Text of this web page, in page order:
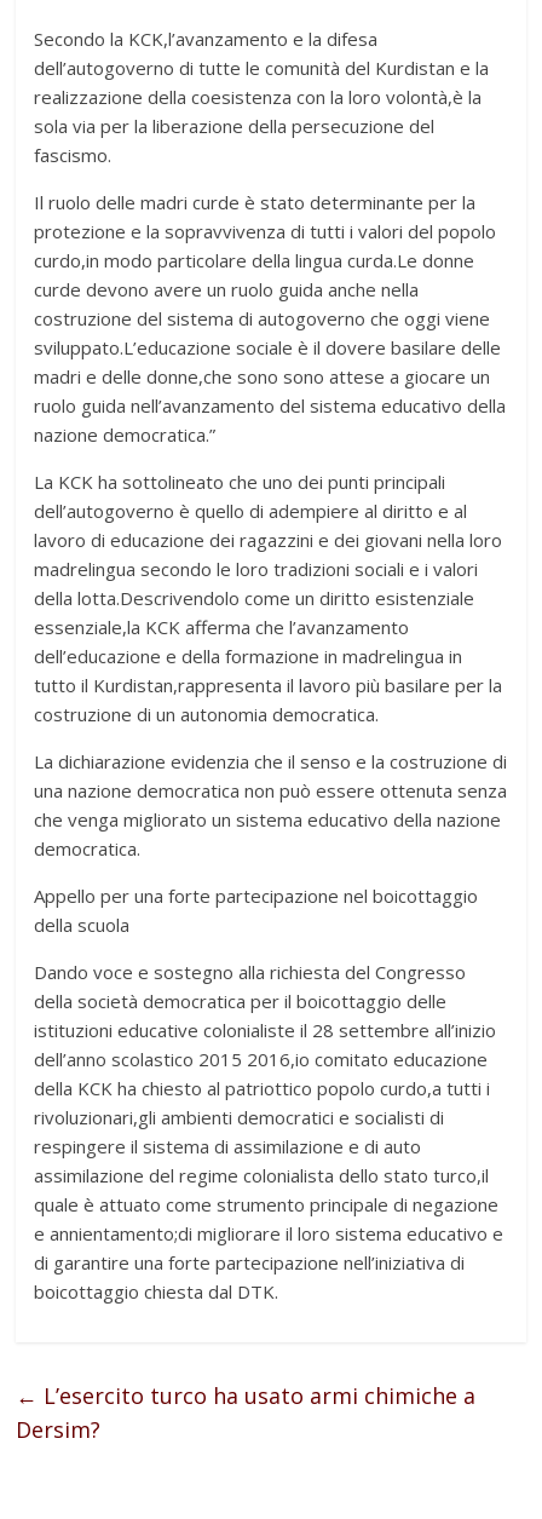
Secondo la KCK,l’avanzamento e la difesa
dell’autogoverno di tutte le comunità del Kurdistan e la
realizzazione della coesistenza con la loro volontà,è la
sola via per la liberazione della persecuzione del
fascismo.
Il ruolo delle madri curde è stato determinante per la
protezione e la sopravvivenza di tutti i valori del popolo
curdo,in modo particolare della lingua curda.Le donne
curde devono avere un ruolo guida anche nella
costruzione del sistema di autogoverno che oggi viene
sviluppato.L’educazione sociale è il dovere basilare delle
madri e delle donne,che sono sono attese a giocare un
ruolo guida nell’avanzamento del sistema educativo della
nazione democratica.”
La KCK ha sottolineato che uno dei punti principali
dell’autogoverno è quello di adempiere al diritto e al
lavoro di educazione dei ragazzini e dei giovani nella loro
madrelingua secondo le loro tradizioni sociali e i valori
della lotta.Descrivendolo come un diritto esistenziale
essenziale,la KCK afferma che l’avanzamento
dell’educazione e della formazione in madrelingua in
tutto il Kurdistan,rappresenta il lavoro più basilare per la
costruzione di un autonomia democratica.
La dichiarazione evidenzia che il senso e la costruzione di
una nazione democratica non può essere ottenuta senza
che venga migliorato un sistema educativo della nazione
democratica.
Appello per una forte partecipazione nel boicottaggio
della scuola
Dando voce e sostegno alla richiesta del Congresso
della società democratica per il boicottaggio delle
istituzioni educative colonialiste il 28 settembre all’inizio
dell’anno scolastico 2015 2016,io comitato educazione
della KCK ha chiesto al patriottico popolo curdo,a tutti i
rivoluzionari,gli ambienti democratici e socialisti di
respingere il sistema di assimilazione e di auto
assimilazione del regime colonialista dello stato turco,il
quale è attuato come strumento principale di negazione
e annientamento;di migliorare il loro sistema educativo e
di garantire una forte partecipazione nell’iniziativa di
boicottaggio chiesta dal DTK.
← L’esercito turco ha usato armi chimiche a
Dersim?